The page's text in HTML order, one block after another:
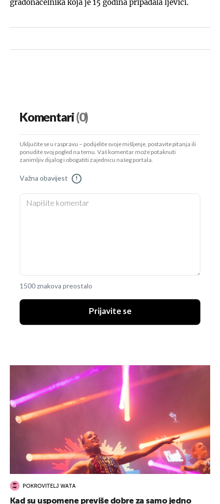
gradonačelnika koja je 15 godina pripadala ljevici.
Komentari(0)
Uključite se u raspravu – podijelite svoje mišljenje, postavite pitanja ili
ponudite svoj pogled na temu. Vaš komentar može potaknuti
zanimljiv dijalog i obogatiti zajednicu našeg portala.
Važna obavijest !
1500 znakova preostalo
Prijavite se
POKROVITELJ WATA
Kad su uspomene previše dobre za samo jedno